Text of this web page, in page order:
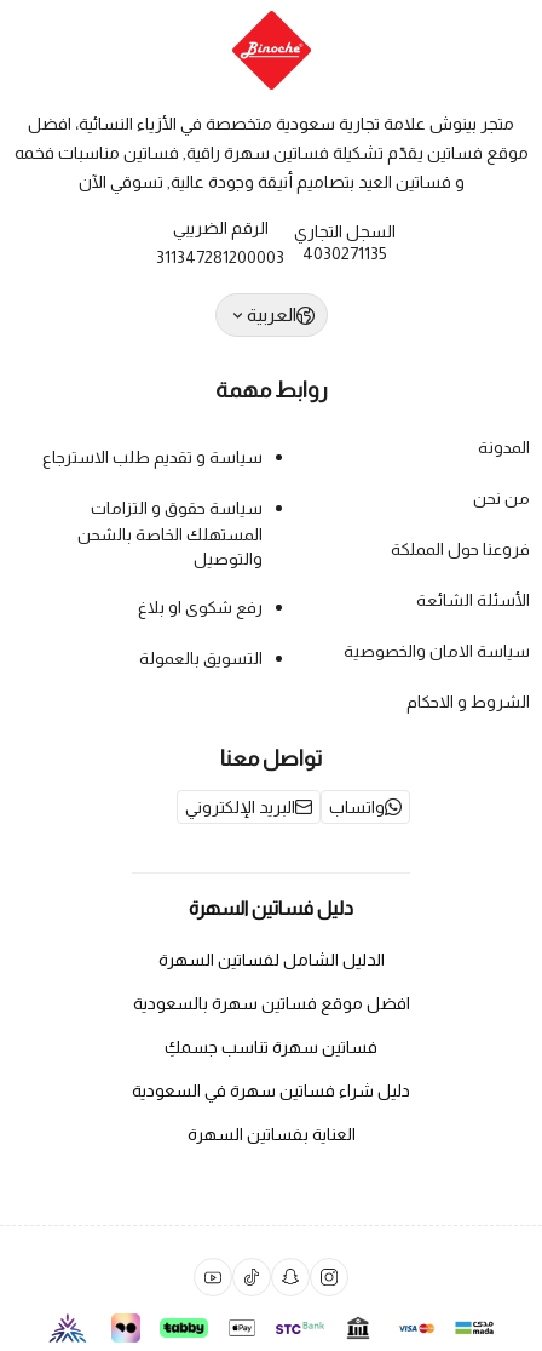
متجر بينوش علامة تجارية سعودية متخصصة في الأزياء النسائية، افضل
موقع فساتين يقدّم تشكيلة فساتين سهرة راقية, فساتين مناسبات فخمه
و فساتين العيد بتصاميم أنيقة وجودة عالية, تسوقي الآن
السجل التجاري
4030271135
الرقم الضريبي
311347281200003
العربية
روابط مهمة
المدونة
من نحن
فروعنا حول المملكة
الأسئلة الشائعة
سياسة الامان والخصوصية
الشروط و الاحكام
سياسة و تقديم طلب الاسترجاع
سياسة حقوق و التزامات
المستهلك الخاصة بالشحن
والتوصيل
رفع شكوى او بلاغ
التسويق بالعمولة
تواصل معنا
واتساب البريد الإلكتروني
دليل فساتين السهرة
الدليل الشامل لفساتين السهرة
افضل موقع فساتين سهرة بالسعودية
فساتين سهرة تناسب جسمكِ
دليل شراء فساتين سهرة في السعودية
العناية بفساتين السهرة